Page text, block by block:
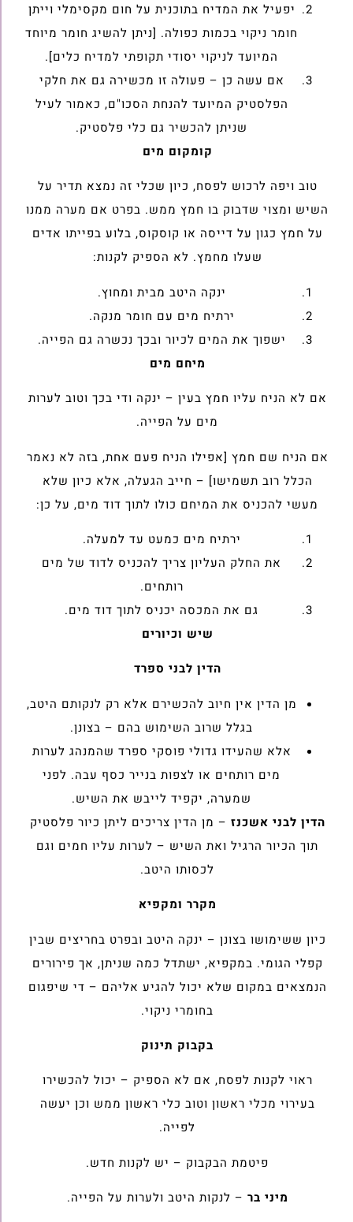
יפעיל את המדיח בתוכנית על חום מקסימלי וייתן
חומר ניקוי בכמות כפולה. [ניתן להשיג חומר מיוחד
המיועד לניקוי יסודי תקופתי למדיח כלים].
אם עשה כן – פעולה זו מכשירה גם את חלקי
הפלסטיק המיועד להנחת הסכו"ם, כאמור לעיל
שניתן להכשיר גם כלי פלסטיק.
קומקום מים
טוב ויפה לרכוש לפסח, כיון שכלי זה נמצא תדיר על
השיש ומצוי שדבוק בו חמץ ממש. בפרט אם מערה ממנו
על חמץ כגון על דייסה או קוסקוס, בלוע בפייתו אדים
שעלו מחמץ. לא הספיק לקנות:
ינקה היטב מבית ומחוץ.
ירתיח מים עם חומר מנקה.
ישפוך את המים לכיור ובכך נכשרה גם הפייה.
מיחם מים
אם לא הניח עליו חמץ בעין – ינקה ודי בכך וטוב לערות
מים על הפייה.
אם הניח שם חמץ [אפילו הניח פעם אחת, בזה לא נאמר
הכלל רוב תשמישו] – חייב הגעלה, אלא כיון שלא
מעשי להכניס את המיחם כולו לתוך דוד מים, על כן:
ירתיח מים כמעט עד למעלה.
את החלק העליון צריך להכניס לדוד של מים
רותחים.
גם את המכסה יכניס לתוך דוד מים.
שיש וכיורים
הדין לבני ספרד
מן הדין אין חיוב להכשירם אלא רק לנקותם היטב,
בגלל שרוב השימוש בהם – בצונן.
אלא שהעידו גדולי פוסקי ספרד שהמנהג לערות
מים רותחים או לצפות בנייר כסף עבה. לפני
שמערה, יקפיד לייבש את השיש.
הדין לבני אשכנז – מן הדין צריכים ליתן כיור פלסטיק
תוך הכיור הרגיל ואת השיש – לערות עליו חמים וגם
לכסותו היטב.
מקרר ומקפיא
כיון ששימושו בצונן – ינקה היטב ובפרט בחריצים שבין
קפלי הגומי. במקפיא, ישתדל כמה שניתן, אך פירורים
הנמצאים במקום שלא יכול להגיע אליהם – די שיפגום
בחומרי ניקוי.
בקבוק תינוק
ראוי לקנות לפסח, אם לא הספיק – יכול להכשירו
בעירוי מכלי ראשון וטוב כלי ראשון ממש וכן יעשה
לפייה.
פיטמת הבקבוק – יש לקנות חדש.
מיני בר – לנקות היטב ולערות על הפייה.